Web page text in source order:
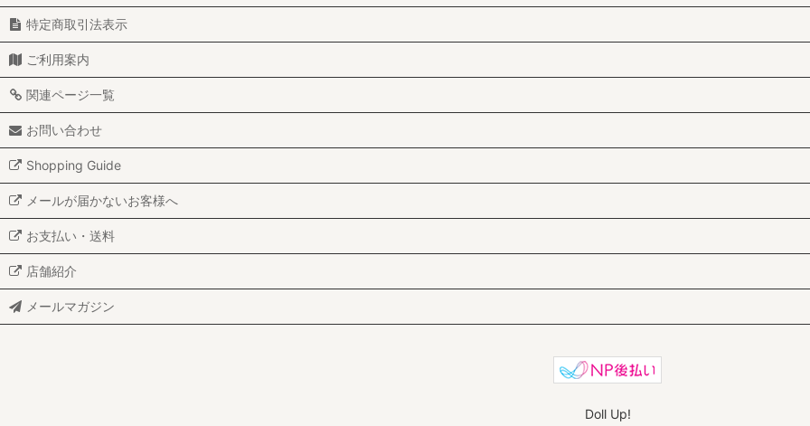
特定商取引法表示
ご利用案内
関連ページ一覧
お問い合わせ
Shopping Guide
メールが届かないお客様へ
お支払い・送料
店舗紹介
メールマガジン
Doll Up!